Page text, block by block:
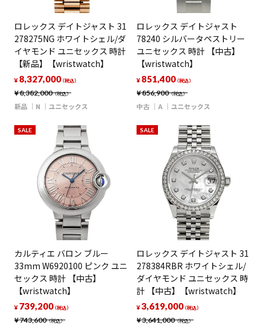
ロレックス デイトジャスト 31
278275NG ホワイトシェル/ダ
イヤモンド ユニセックス 時計
【新品】【wristwatch】
¥8,382,000（税込）
¥ 8,327,000（税込）
新品 N ユニセックス
ロレックス デイトジャスト
78240 シルバータペストリー
ユニセックス 時計 【中古】
【wristwatch】
¥856,900（税込）
¥ 851,400（税込）
中古 A ユニセックス
SALE
カルティエ バロン ブルー
33mm W6920100 ピンク ユニ
セックス 時計 【中古】
【wristwatch】
¥743,600（税込）
¥ 739,200（税込）
SALE
ロレックス デイトジャスト 31
278384RBR ホワイトシェル/
ダイヤモンド ユニセックス 時
計 【中古】【wristwatch】
¥3,641,000（税込）
¥3,619,000（税込）